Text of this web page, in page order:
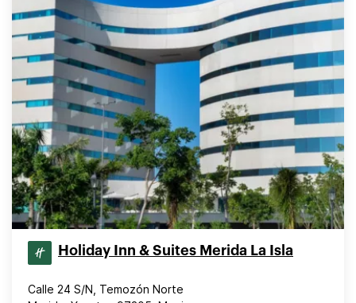
Holiday Inn & Suites Merida La Isla
Calle 24 S/N, Temozón Norte